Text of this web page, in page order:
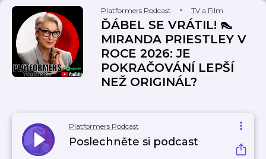
Platformers Podcast TV a Film
ĎÁBEL SE VRÁTIL! 👠
MIRANDA PRIESTLEY V
ROCE 2026: JE
POKRAČOVÁNÍ LEPŠÍ
NEŽ ORIGINÁL?
Platformers Podcast
Poslechněte si podcast